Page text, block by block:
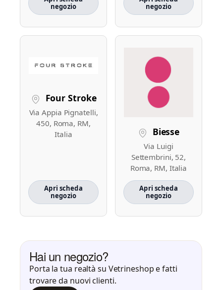
negozio
negozio
Four Stroke
Via Appia Pignatelli,
450, Roma, RM,
Italia
Apri scheda
negozio
Biesse
Via Luigi
Settembrini, 52,
Roma, RM, Italia
Apri scheda
negozio
Hai un negozio?
Porta la tua realtà su Vetrineshop e fatti
trovare da nuovi clienti.